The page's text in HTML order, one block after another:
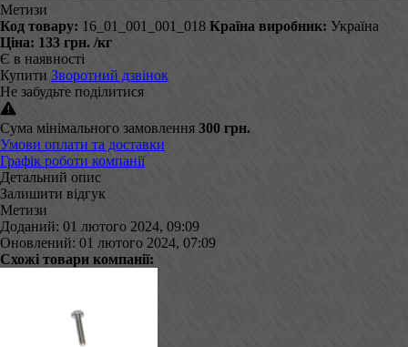
Метизи
Код товару: 16_01_001_001_018 Країна виробник: Україна
Ціна: 133 грн. /кг
Є в наявності
Купити Зворотний дзвінок
Не забудьте поділитися
Сума мінімального замовлення 300 грн.
Умови оплати та доставки
Графік роботи компанії
Детальний опис
Залишити відгук
Метизи
Доданий: 01 лютого 2024, 09:09
Оновлений: 01 лютого 2024, 07:09
Схожі товари компанії: